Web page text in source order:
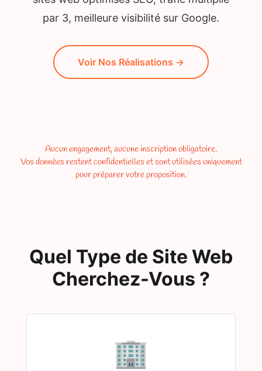
par 3, meilleure visibilité sur Google.
Voir Nos Réalisations →
Aucun engagement, aucune inscription obligatoire.
Vos données restent confidentielles et sont utilisées uniquement
pour préparer votre proposition.
Quel Type de Site Web
Cherchez-Vous ?
🏢